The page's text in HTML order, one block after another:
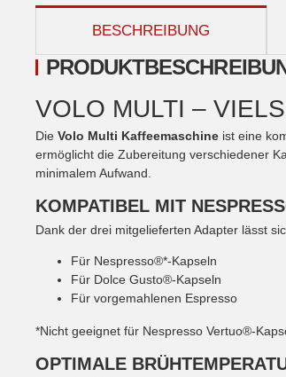
weitere Registerkarten anzeigen
BESCHREIBUNG
VOLO MULTI –
Die Volo Multi Kaffeemaschine ist eine
ermöglicht die Zubereitung verschiedener
minimalem Aufwand.
KOMPATIBEL MIT
Dank der drei mitgelieferten Adapter lässt
Für Nespresso®*-Kapseln
Für Dolce Gusto®-Kapseln
Für vorgemahlenen Espresso
*Nicht geeignet für Nespresso Vertuo®-
OPTIMALE